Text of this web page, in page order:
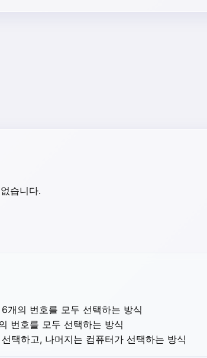
습니다.
개의 번호를 모두 선택하는 방식
번호를 모두 선택하는 방식
택하고, 나머지는 컴퓨터가 선택하는 방식